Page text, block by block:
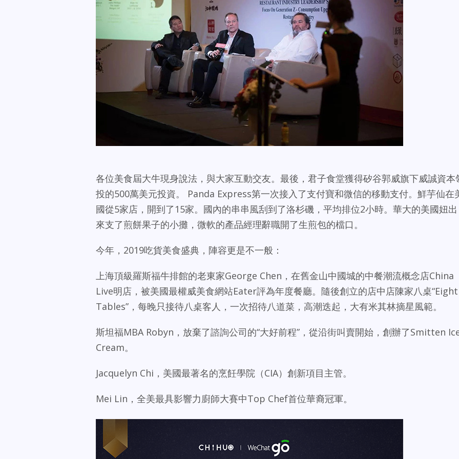
各位美食屆大牛現身說法，與大家互動交友。最後，君子食堂獲得矽谷郭威旗下威誠資本
投的500萬美元投資。 Panda Express第一次接入了支付寶和微信的移動支付。鮮芋仙在
國從5家店，開到了15家。國內的串串風刮到了洛杉磯，平均排位2小時。華大的美國妞出
來支了煎餅果子的小攤，微軟的產品經理辭職開了生煎包的檔口。
今年，2019吃貨美食盛典，陣容更是不一般：
上海頂級羅斯福牛排館的老東家George Chen，在舊金山中國城的中餐潮流概念店China
Live明店，被美國最權威美食網站Eater評為年度餐廳。隨後創立的店中店陳家八桌“Eight
Tables”，每晚只接待八桌客人，一次招待八道菜，高潮迭起，大有米其林摘星風範。
斯坦福MBA Robyn，放棄了諮詢公司的“大好前程”，從沿街叫賣開始，創辦了Smitten
Cream。
Jacquelyn Chi，美國最著名的烹飪學院（CIA）創新項目主管。
Mei Lin，全美最具影響力廚師大賽中Top Chef首位華裔冠軍。